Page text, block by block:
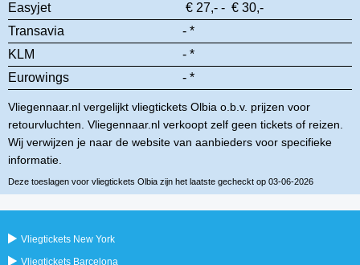
Easyjet
€ 27,- - € 30,-
Transavia
- *
KLM
- *
Eurowings
- *
Vliegennaar.nl vergelijkt vliegtickets Olbia o.b.v. prijzen voor
retourvluchten. Vliegennaar.nl verkoopt zelf geen tickets of reizen.
Wij verwijzen je naar de website van aanbieders voor specifieke
informatie.
Deze toeslagen voor vliegtickets Olbia zijn het laatste gecheckt op 03-06-2026
Vliegtickets New York
Vliegtickets Barcelona